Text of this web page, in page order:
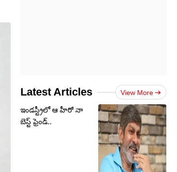
Latest Articles View More
ఇండస్ట్రీలో ఆ హీరో నా
బెస్ట్ ఫ్రెండ్..